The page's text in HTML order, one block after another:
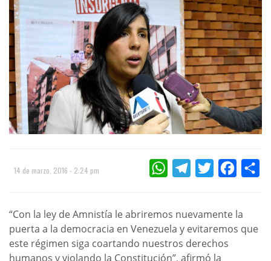
14 de marzo, 2016 - 2:24 pm WHATSAPPTELEGRAMTWITTER
“Con la ley de Amnistía le abriremos nuevamente la
puerta a la democracia en Venezuela y evitaremos que
este régimen siga coartando nuestros derechos
humanos y violando la Constitución”, afirmó la